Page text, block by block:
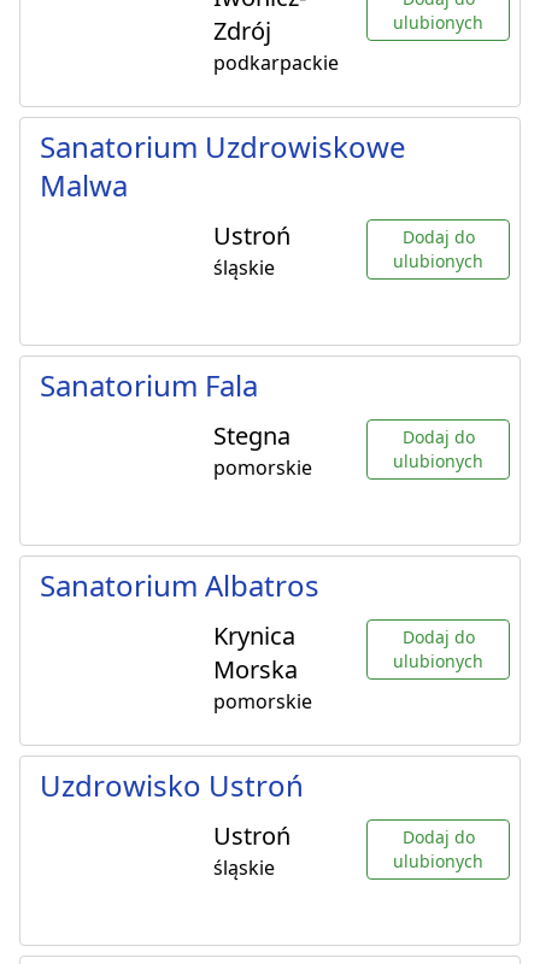
Zdrój
podkarpackie
ulubionych
Sanatorium Uzdrowiskowe
Malwa
Ustroń
śląskie
Dodaj do
ulubionych
Sanatorium Fala
Stegna
pomorskie
Dodaj do
ulubionych
Sanatorium Albatros
Krynica
Morska
pomorskie
Dodaj do
ulubionych
Uzdrowisko Ustroń
Ustroń
śląskie
Dodaj do
ulubionych